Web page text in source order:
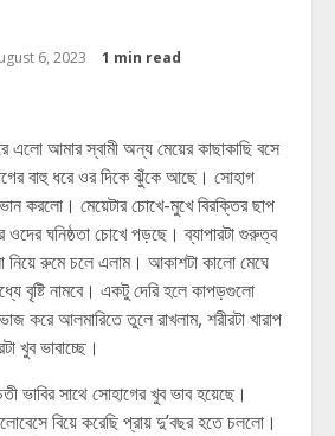
6, 2023 1 min read
এলো আমার স্বামী অন্য মেয়ের কাছাকাছি বসে
বাহু ধরে ওর দিকে ঝুঁকে আছে। সোহাগ
করলো। মেয়েটার চোখে-মুখে বিরক্তির ছাপ
ওদের ঘনিষ্ঠতা চোখে পড়ছে। ব্যাপারটা গুরুত্ব
রুমে চলে এলাম। আকাশটা কালো মেঘে
বৃষ্টি নামবে। একটু দেরি হলে কাপড়গুলো
করে আলমারিতে তুলে রাখলাম, শরীরটা খারাপ
খুব ভাবাচ্ছে।
ভাবির সাথে সোহাগের খুব ভাব হয়েছে।
বিয়ে করেছি প্রায় দু’বছর হতে চললো।